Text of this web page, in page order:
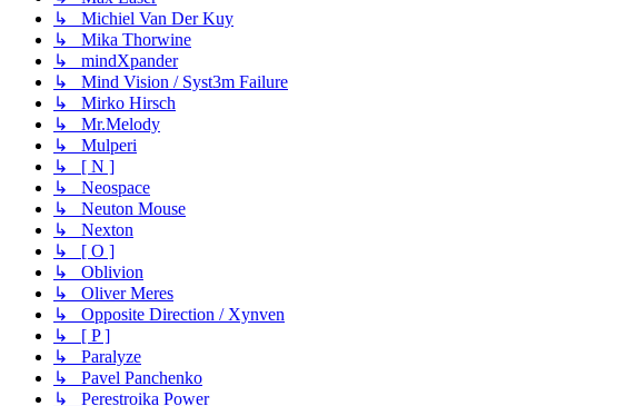
↳ Michiel Van Der Kuy
↳ Mika Thorwine
↳ mindXpander
↳ Mind Vision / Syst3m Failure
↳ Mirko Hirsch
↳ Mr.Melody
↳ Mulperi
↳ [ N ]
↳ Neospace
↳ Neuton Mouse
↳ Nexton
↳ [ O ]
↳ Oblivion
↳ Oliver Meres
↳ Opposite Direction / Xynven
↳ [ P ]
↳ Paralyze
↳ Pavel Panchenko
↳ Perestroika Power